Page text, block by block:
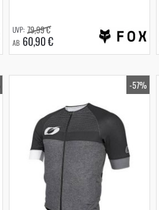
AB 60,90 €
79,99 €
-57%